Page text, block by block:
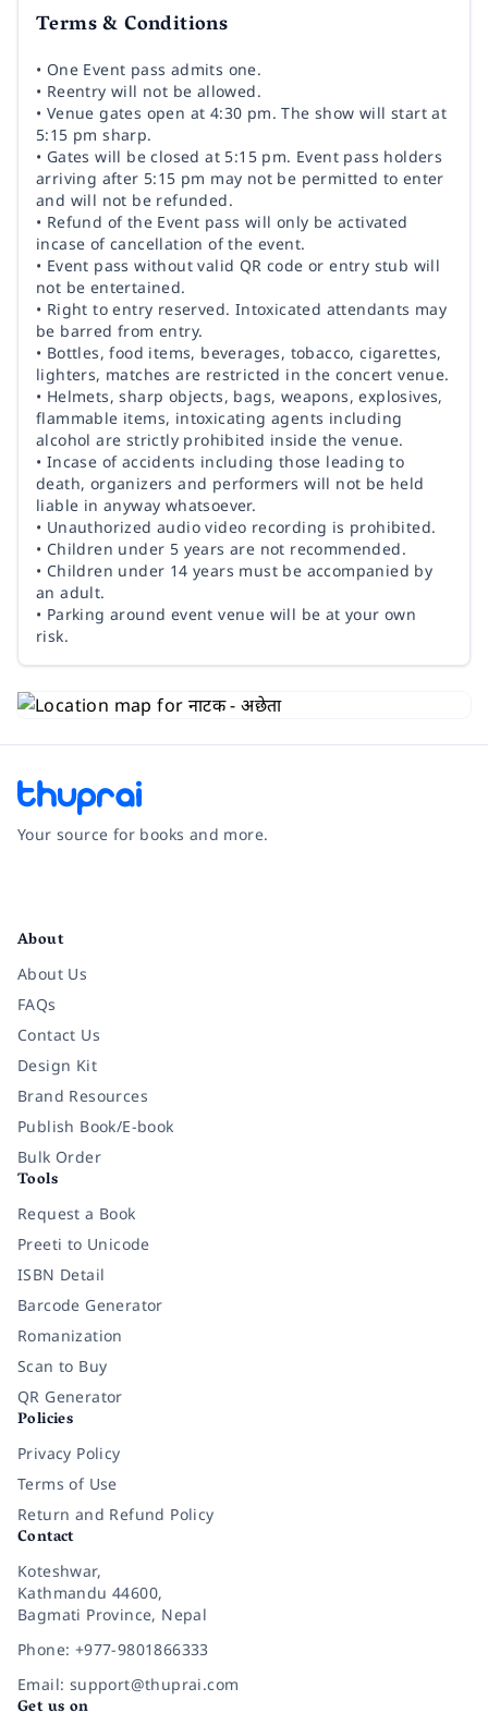
Terms & Conditions
• One Event pass admits one.
• Reentry will not be allowed.
• Venue gates open at 4:30 pm. The show will start at
5:15 pm sharp.
• Gates will be closed at 5:15 pm. Event pass holders
arriving after 5:15 pm may not be permitted to enter
and will not be refunded.
• Refund of the Event pass will only be activated
incase of cancellation of the event.
• Event pass without valid QR code or entry stub will
not be entertained.
• Right to entry reserved. Intoxicated attendants may
be barred from entry.
• Bottles, food items, beverages, tobacco, cigarettes,
lighters, matches are restricted in the concert venue.
• Helmets, sharp objects, bags, weapons, explosives,
flammable items, intoxicating agents including
alcohol are strictly prohibited inside the venue.
• Incase of accidents including those leading to
death, organizers and performers will not be held
liable in anyway whatsoever.
• Unauthorized audio video recording is prohibited.
• Children under 5 years are not recommended.
• Children under 14 years must be accompanied by
an adult.
• Parking around event venue will be at your own
risk.
Your source for books and more.
About
About Us
FAQs
Contact Us
Design Kit
Brand Resources
Publish Book/E-book
Bulk Order
Tools
Request a Book
Preeti to Unicode
ISBN Detail
Barcode Generator
Romanization
Scan to Buy
QR Generator
Policies
Privacy Policy
Terms of Use
Return and Refund Policy
Contact
Koteshwar,
Kathmandu 44600,
Bagmati Province, Nepal
Phone: +977-9801866333
Email: support@thuprai.com